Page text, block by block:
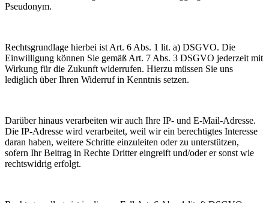
Pseudonym.
Rechtsgrundlage hierbei ist Art. 6 Abs. 1 lit. a) DSGVO. Die
Einwilligung können Sie gemäß Art. 7 Abs. 3 DSGVO jederzeit mit
Wirkung für die Zukunft widerrufen. Hierzu müssen Sie uns
lediglich über Ihren Widerruf in Kenntnis setzen.
Darüber hinaus verarbeiten wir auch Ihre IP- und E-Mail-Adresse.
Die IP-Adresse wird verarbeitet, weil wir ein berechtigtes Interesse
daran haben, weitere Schritte einzuleiten oder zu unterstützen,
sofern Ihr Beitrag in Rechte Dritter eingreift und/oder er sonst wie
rechtswidrig erfolgt.